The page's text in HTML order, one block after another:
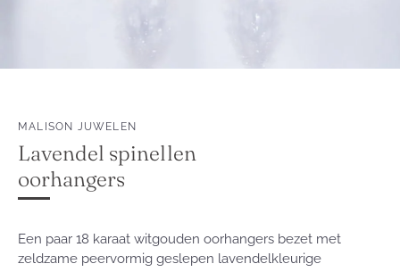
MALISON JUWELEN
Lavendel spinellen
oorhangers
Een paar 18 karaat witgouden oorhangers bezet met
zeldzame peervormig geslepen lavendelkleurige